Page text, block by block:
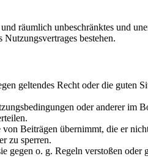
räumlich unbeschränktes und
bestehen.
geltendes Recht oder die guten
oder anderer
Beiträgen übernimmt, die er
zu sperren.
gegen o. g. Regeln verstoßen